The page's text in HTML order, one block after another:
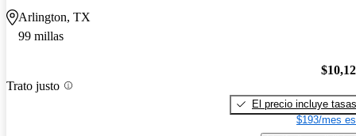
Arlington, TX
99 millas
Trato justo
El precio incluye tasas
$193/mes